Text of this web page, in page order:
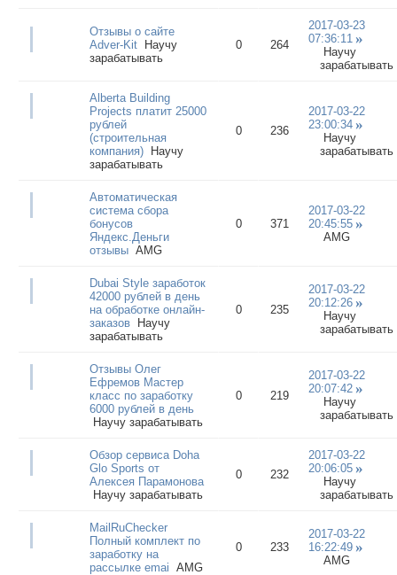
Отзывы о сайте
Adver-Kit
Научу
зарабатывать
0 264
2017-03-23
07:36:11
Научу
зарабатывать
Alberta Building
Projects платит 25000
рублей
(строительная
компания)
Научу
зарабатывать
0 236
2017-03-22
23:00:34
Научу
зарабатывать
Автоматическая
система сбора
бонусов
Яндекс.Деньги
отзывы AMG
0 371
2017-03-22
20:45:55
AMG
Dubai Style заработок
42000 рублей в день
на обработке онлайн-
заказов
Научу
зарабатывать
0 235
2017-03-22
20:12:26
Научу
зарабатывать
Отзывы Олег
Ефремов Мастер
класс по заработку
6000 рублей в день
Научу зарабатывать
0 219
2017-03-22
20:07:42
Научу
зарабатывать
Обзор сервиса Doha
Glo Sports от
Алексея Парамонова
Научу зарабатывать
0 232
2017-03-22
20:06:05
Научу
зарабатывать
MailRuChecker
Полный комплект по
заработку на
рассылке emai AMG
0 233
2017-03-22
16:22:49
AMG